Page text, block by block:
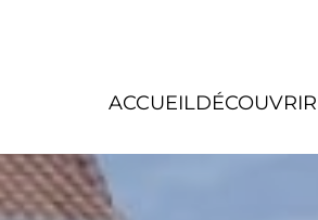
ACCUEILDÉCOUVRIR